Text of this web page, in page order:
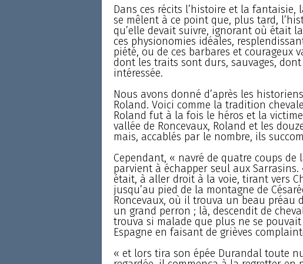
Dans ces récits l’histoire et la
se mêlent à ce point que, plus tard,
qu’elle devait suivre, ignorant où était
ces physionomies idéales,
piété, ou de ces barbares et courageux
dont les traits sont durs, sauvages,
intéressée.
Nous avons donné d’après les
Roland. Voici comme la tradition
Roland fut à la fois le héros et la
vallée de Roncevaux, Roland et les
mais, accablés par le nombre, ils
Cependant, « navré de quatre coups de
parvient à échapper seul aux Sarrasins.
était, à aller droit à la voie, tirant vers
jusqu’au pied de la montagne de
Roncevaux, où il trouva un beau préau
un grand perron ; là, descendit de
trouva si malade que plus ne se
Espagne en faisant de grièves
« et lors tira son épée Durandal toute